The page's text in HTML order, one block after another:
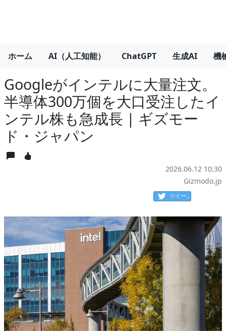
ホーム AI（人工知能） ChatGPT 生成AI 機
Googleがインテルに大量注文。
半導体300万個を大口受注したイ
ンテル株も急成長 | ギズモー
ド・ジャパン
2026.06.12 10:30
Gizmodo.jp
ツイート